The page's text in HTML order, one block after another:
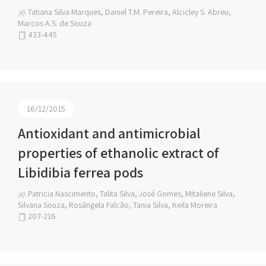
Tatiana Silva Marques, Daniel T.M. Pereira, Alcicley S. Abreu,
Marcos A.S. de Souza
433-445
16/12/2015
Antioxidant and antimicrobial
properties of ethanolic extract of
Libidibia ferrea pods
Patricia Nascimento, Talita Silva, José Gomes, Mitaliene Silva,
Silvana Souza, Rosângela Falcão, Tania Silva, Keila Moreira
207-216